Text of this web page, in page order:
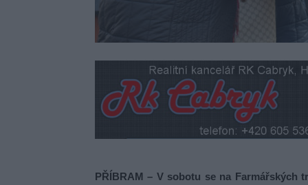
PŘÍBRAM – V sobotu se na Farmářských